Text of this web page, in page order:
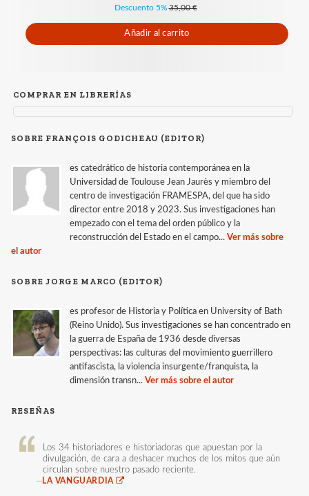
Descuento 5% 35,00 €
Añadir al carrito
COMPRAR EN LIBRERÍAS
SOBRE FRANÇOIS GODICHEAU (EDITOR)
es catedrático de historia contemporánea en la
Universidad de Toulouse Jean Jaurès y miembro del
centro de investigación FRAMESPA, del que ha sido
director entre 2018 y 2023. Sus investigaciones han
empezado con el tema del orden público y la
reconstrucción del Estado en el campo... Ver más sobre
el autor
SOBRE JORGE MARCO (EDITOR)
es profesor de Historia y Política en University of Bath
(Reino Unido). Sus investigaciones se han concentrado en
la guerra de España de 1936 desde diversas
perspectivas: las culturas del movimiento guerrillero
antifascista, la violencia insurgente/franquista, la
dimensión transn... Ver más sobre el autor
RESEÑAS
Los 34 historiadores e historiadoras que apuestan por la
divulgación, de cara a deshacer muchos de los mitos que aún
circulan sobre nuestro pasado reciente.
—LA VANGUARDIA